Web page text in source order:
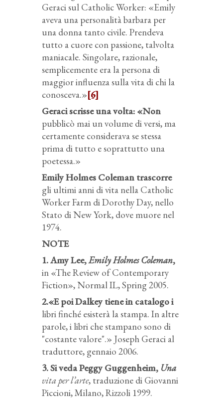
Geraci sul Catholic Worker: «Emily
aveva una personalità barbara per
una donna tanto civile. Prendeva
tutto a cuore con passione, talvolta
maniacale. Singolare, razionale,
semplicemente era la persona di
maggior influenza sulla vita di chi la
conosceva.»[6]
Geraci scrisse una volta: «Non
pubblicò mai un volume di versi, ma
certamente considerava se stessa
prima di tutto e soprattutto una
poetessa.»
Emily Holmes Coleman trascorre
gli ultimi anni di vita nella Catholic
Worker Farm di Dorothy Day, nello
Stato di New York, dove muore nel
1974.
NOTE
1. Amy Lee,Emily Holmes Coleman,
in «The Review of Contemporary
Fiction», Normal IL, Spring 2005.
2.«E poi Dalkey tiene in catalogo i
libri finché esisterà la stampa. In altre
parole, i libri che stampano sono di
"costante valore".» Joseph Geraci al
traduttore, gennaio 2006.
3. Si veda Peggy Guggenheim, Una
vita per l’arte, traduzione di Giovanni
Piccioni, Milano, Rizzoli 1999.